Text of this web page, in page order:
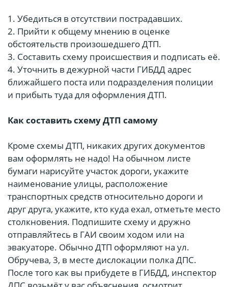
1. Убедиться в отсутствии пострадавших.
2. Прийти к общему мнению в оценке
обстоятельств произошедшего ДТП.
3. Составить схему происшествия и подписать её.
4. Уточнить в дежурной части ГИБДД адрес
ближайшего поста или подразделения полиции
и прибыть туда для оформления ДТП.
Как составить схему ДТП самому
Кроме схемы ДТП, никаких других документов
вам оформлять не надо! На обычном листе
бумаги нарисуйте участок дороги, укажите
наименование улицы, расположение
транспортных средств относительно дороги и
друг друга, укажите, кто куда ехал, отметьте место
столкновения. Подпишите схему и дружно
отправляйтесь в ГАИ своим ходом или на
эвакуаторе. Обычно ДТП оформляют на ул.
Обручева, 3, в месте дислокации полка ДПС.
После того как вы прибудете в ГИБДД, инспектор